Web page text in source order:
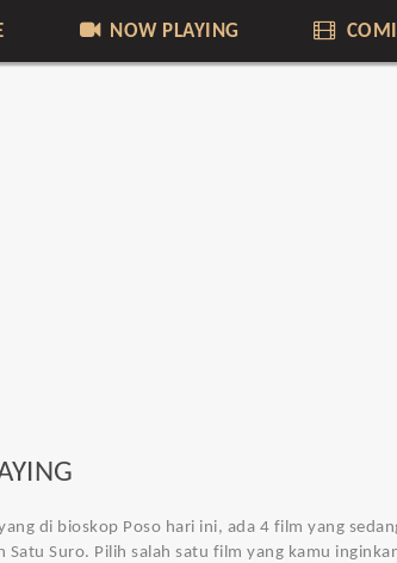
NOW PLAYING
di bioskop Poso hari ini, ada 4 film yang
Satu Suro. Pilih salah satu film yang kamu